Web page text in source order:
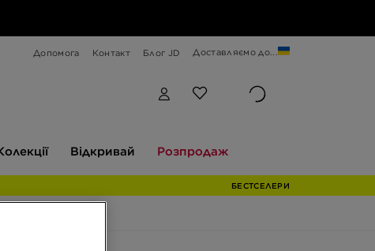
Допомога Контакт Блог JD Доставляємо до...
Відкривай Розпродаж
БЕСТСЕЛЕРИ